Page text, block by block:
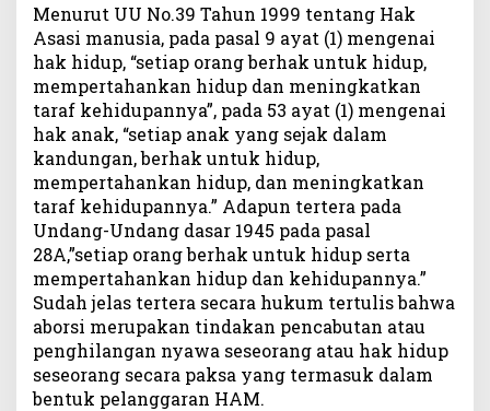
Menurut UU No.39 Tahun 1999 tentang Hak
Asasi manusia, pada pasal 9 ayat (1) mengenai
hak hidup, “setiap orang berhak untuk hidup,
mempertahankan hidup dan meningkatkan
taraf kehidupannya”, pada 53 ayat (1) mengenai
hak anak, “setiap anak yang sejak dalam
kandungan, berhak untuk hidup,
mempertahankan hidup, dan meningkatkan
taraf kehidupannya.” Adapun tertera pada
Undang-Undang dasar 1945 pada pasal
28A,”setiap orang berhak untuk hidup serta
mempertahankan hidup dan kehidupannya.”
Sudah jelas tertera secara hukum tertulis bahwa
aborsi merupakan tindakan pencabutan atau
penghilangan nyawa seseorang atau hak hidup
seseorang secara paksa yang termasuk dalam
bentuk pelanggaran HAM.